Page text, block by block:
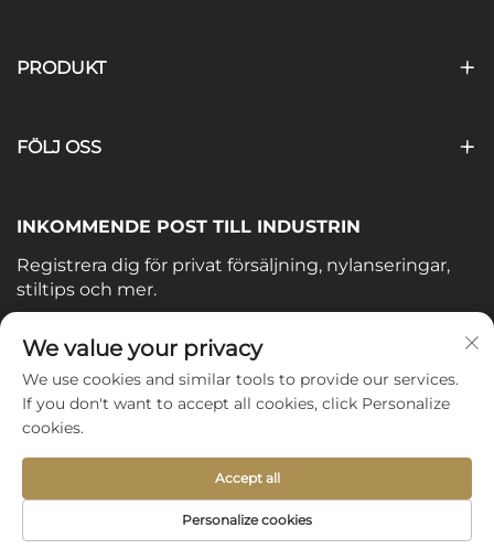
PRODUKT
FÖLJ OSS
INKOMMENDE POST TILL INDUSTRIN
Registrera dig för privat försäljning, nylanseringar,
stiltips och mer.
Din e-post
Subscribe
Copyright © 2025 by Shijiazhuang Yishu Intelligence Tech
We value your privacy
We use cookies and similar tools to provide our services.
If you don't want to accept all cookies, click Personalize
cookies.
Personalize cookies
Accept all